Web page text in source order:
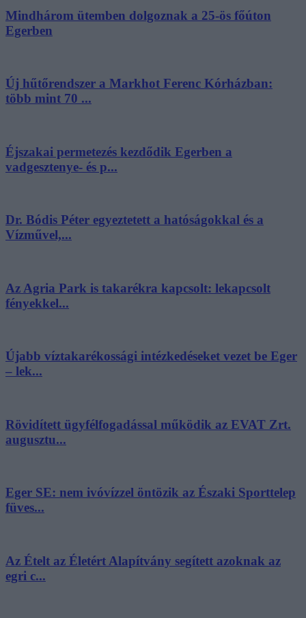
Mindhárom ütemben dolgoznak a 25-ös főúton
Egerben
Új hűtőrendszer a Markhot Ferenc Kórházban:
több mint 70 ...
Éjszakai permetezés kezdődik Egerben a
vadgesztenye- és p...
Dr. Bódis Péter egyeztetett a hatóságokkal és a
Vízművel,...
Az Agria Park is takarékra kapcsolt: lekapcsolt
fényekkel...
Újabb víztakarékossági intézkedéseket vezet be Eger
– lek...
Rövidített ügyfélfogadással működik az EVAT Zrt.
augusztu...
Eger SE: nem ivóvízzel öntözik az Északi Sporttelep
füves...
Az Ételt az Életért Alapítvány segített azoknak az
egri c...